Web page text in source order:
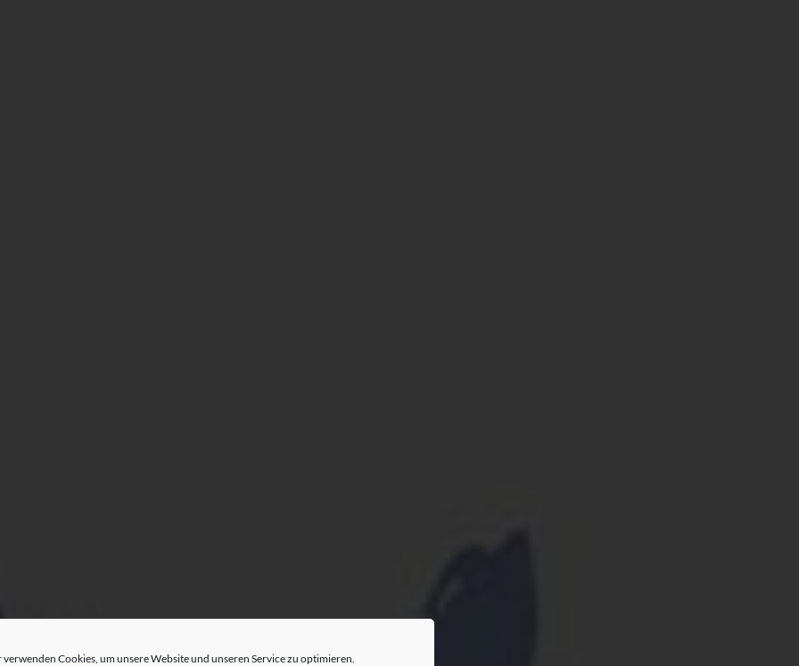
verwenden Cookies, um unsere Website und unseren Service zu optimieren.